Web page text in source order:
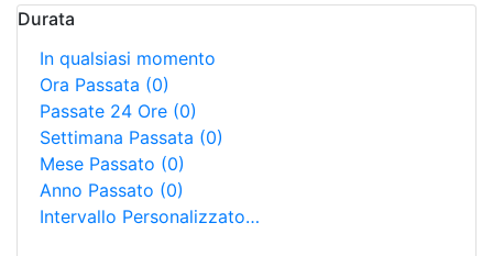
Durata
In qualsiasi momento
Ora Passata (0)
Passate 24 Ore (0)
Settimana Passata (0)
Mese Passato (0)
Anno Passato (0)
Intervallo Personalizzato…